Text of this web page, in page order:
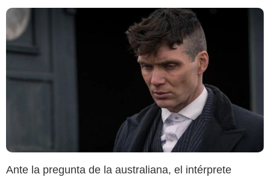
Ante la pregunta de la australiana, el intérprete